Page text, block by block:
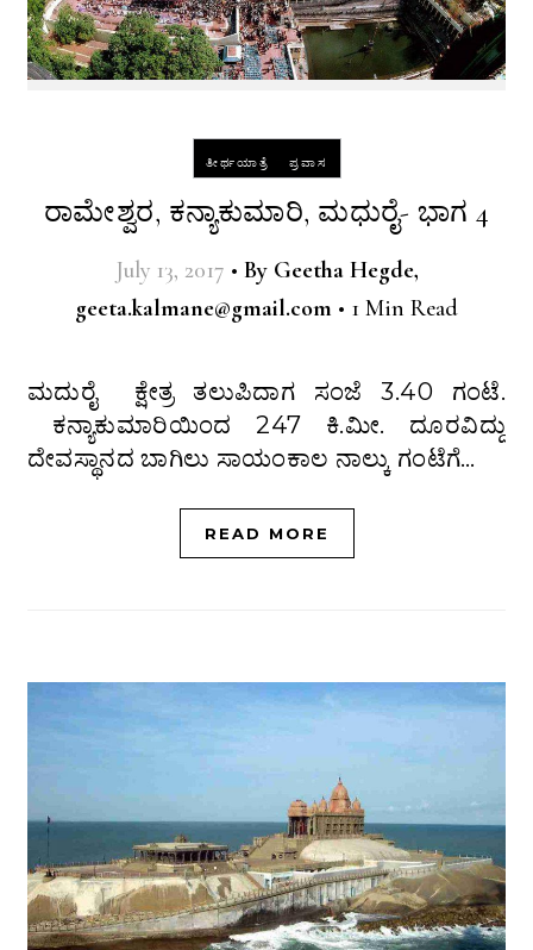
ತೀರ್ಥಯಾತ್ರೆ ಪ್ರವಾಸ
ರಾಮೇಶ್ವರ, ಕನ್ಯಾಕುಮಾರಿ, ಮಧುರೈ- ಭಾಗ 4
July 13, 2017 • By Geetha Hegde,
geeta.kalmane@gmail.com • 1 Min Read
ಮದುರೈ ಕ್ಷೇತ್ರ ತಲುಪಿದಾಗ ಸಂಜೆ 3.40 ಗಂಟೆ.
ಕನ್ಯಾಕುಮಾರಿಯಿಂದ 247 ಕಿ.ಮೀ. ದೂರವಿದ್ದು
ದೇವಸ್ಥಾನದ ಬಾಗಿಲು ಸಾಯಂಕಾಲ ನಾಲ್ಕು ಗಂಟೆಗೆ…
READ MORE